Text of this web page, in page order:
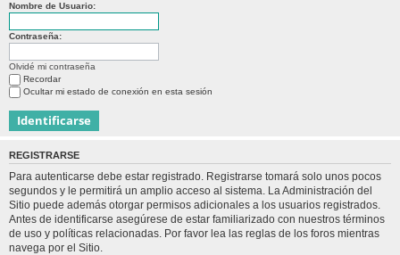
Nombre de Usuario:
Contraseña:
Olvidé mi contraseña
Recordar
Ocultar mi estado de conexión en esta sesión
REGISTRARSE
Para autenticarse debe estar registrado. Registrarse tomará solo unos pocos
segundos y le permitirá un amplio acceso al sistema. La Administración del
Sitio puede además otorgar permisos adicionales a los usuarios registrados.
Antes de identificarse asegúrese de estar familiarizado con nuestros términos
de uso y políticas relacionadas. Por favor lea las reglas de los foros mientras
navega por el Sitio.